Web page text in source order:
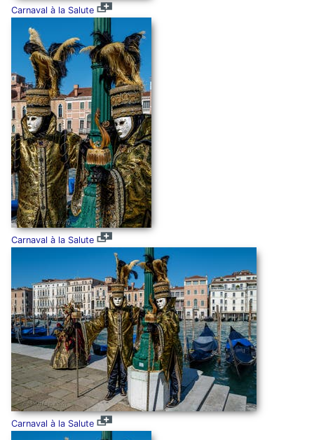
Carnaval à la Salute
Carnaval à la Salute
Carnaval à la Salute